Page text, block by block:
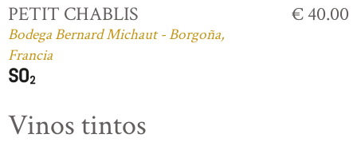
PETIT CHABLIS
Bodega Bernard Michaut - Borgoña,
Francia
€ 40.00
Vinos tintos